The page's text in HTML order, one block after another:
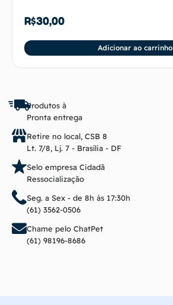
R$30,00
Adicionar ao carrinho
Produtos à
Pronta entrega
Retire no local, CSB 8
Lt. 7/8, Lj. 7 - Brasília - DF
Selo empresa Cidadã
Ressocialização
Seg. a Sex - de 8h às 17:30h
(61) 3562-0506
Chame pelo ChatPet
(61) 98196-8686